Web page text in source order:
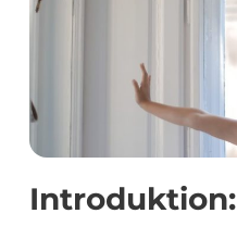
Introduktion: